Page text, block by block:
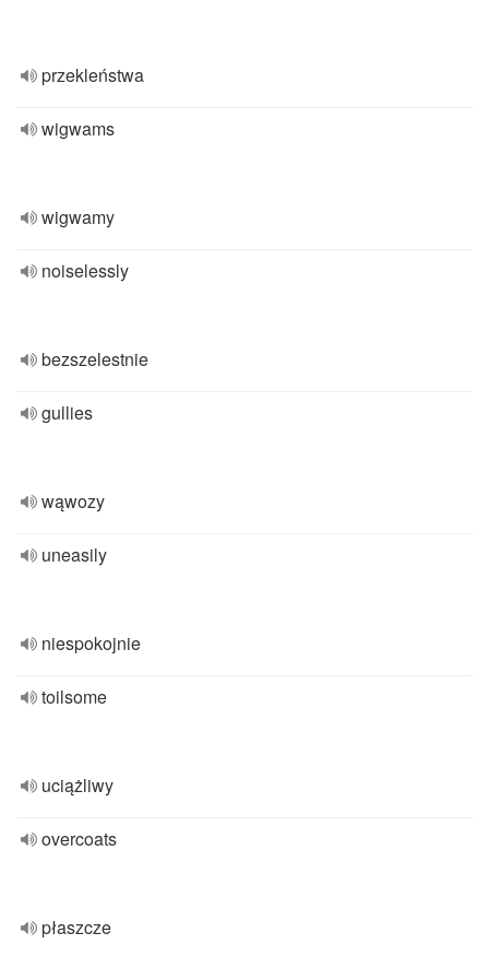
przekleństwa
wigwams
wigwamy
noiselessly
bezszelestnie
gullies
wąwozy
uneasily
niespokojnie
toilsome
uciążliwy
overcoats
płaszcze